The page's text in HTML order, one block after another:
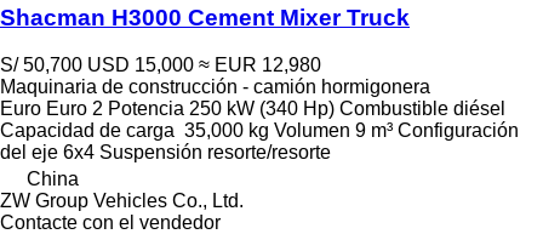
Shacman H3000 Cement Mixer Truck
S/ 50,700 USD 15,000 ≈ EUR 12,980
Maquinaria de construcción - camión hormigonera
Euro Euro 2 Potencia 250 kW (340 Hp) Combustible diésel
Capacidad de carga 35,000 kg Volumen 9 m³ Configuración
del eje 6x4 Suspensión resorte/resorte
China
ZW Group Vehicles Co., Ltd.
Contacte con el vendedor